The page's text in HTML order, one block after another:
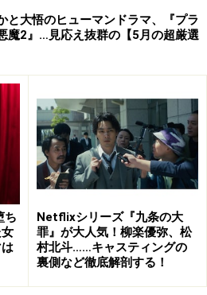
と大悟のヒューマンドラマ、『プラ
魔2』…見応え抜群の【5月の超厳選
ち
Netflixシリーズ『九条の大
罪』が大人気！柳楽優弥、松
村北斗……キャスティングの
裏側など徹底解剖する！